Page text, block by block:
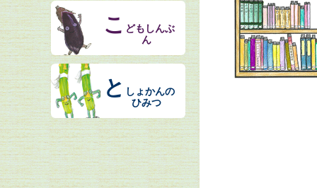
こ どもしんぶ
ん
と しょかんの
ひみつ